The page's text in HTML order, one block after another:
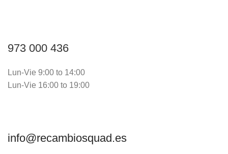
973 000 436
Lun-Vie 9:00 to 14:00
Lun-Vie 16:00 to 19:00
info@recambiosquad.es